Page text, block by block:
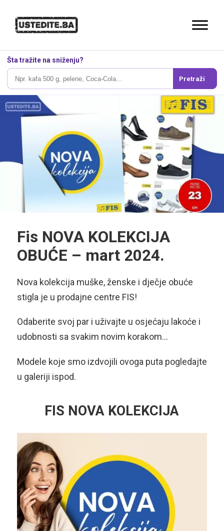
Šta tražite na sniženju?
Pretraži
Fis NOVA KOLEKCIJA
OBUĆE – mart 2024.
Nova kolekcija muške, ženske i dječje obuće
stigla je u prodajne centre FIS!
Odaberite svoj par i uživajte u osjećaju lakoće i
udobnosti sa svakim novim korakom…
Modele koje smo izdvojili ovoga puta pogledajte
u galeriji ispod.
FIS NOVA KOLEKCIJA